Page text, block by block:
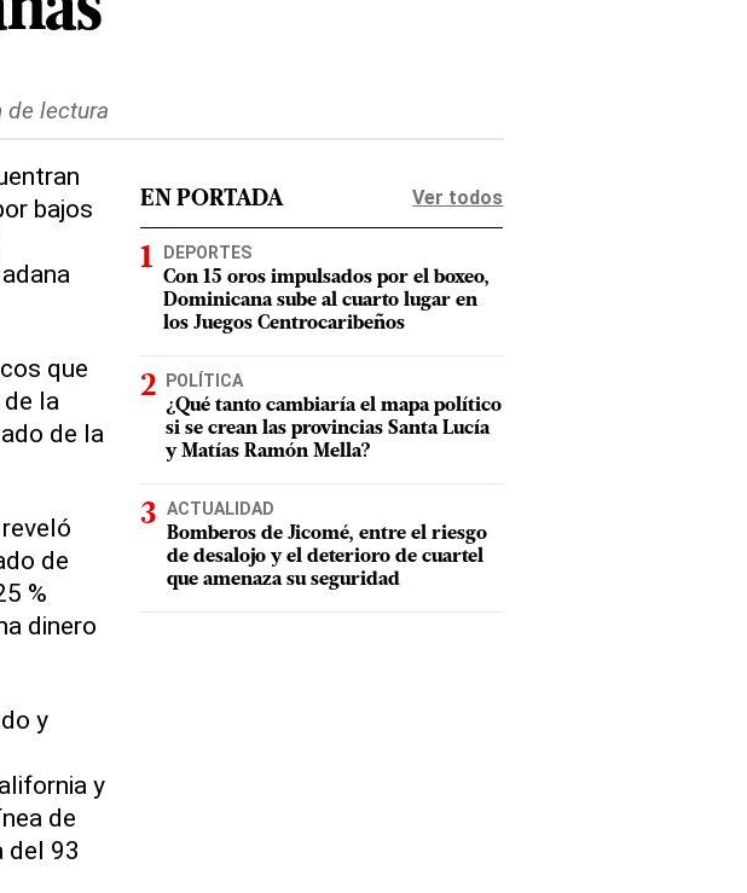
de lectura
bajos
que
la
de la
de
%
dinero
y
y
de
del 93
EN PORTADA Ver todos
DEPORTES
Con 15 oros impulsados por el boxeo,
Dominicana sube al cuarto lugar en
los Juegos Centrocaribeños
POLÍTICA
¿Qué tanto cambiaría el mapa político
si se crean las provincias Santa Lucía
y Matías Ramón Mella?
ACTUALIDAD
Bomberos de Jicomé, entre el riesgo
de desalojo y el deterioro de cuartel
que amenaza su seguridad